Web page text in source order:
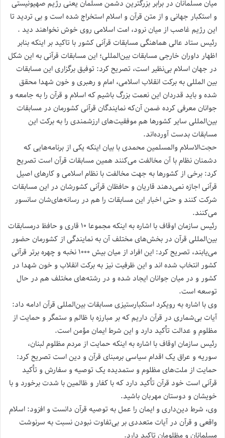
میان مسلمانان در برابر بزرگترین دشمن مسلمان یعنی رژیم صهیونیستی
و استکبار جهانی و از متن قرآن و اسلام استخراج شده است و بی تردید تا
این رژیم غاصب از میان نرود، امت اسلامی روی خوش نخواهند دید .
رئیس ستاد عالی هماهنگی مسابقات قرآنی کشور با تاکید بر اینکه بنابر
اظهار داوران خارجی مسابقات بین‌المللی؛ این مسابقات قرآنی به این شکل
در جهان اسلام بی‌نظیر است، تصریح کرد: توفیق برگزاری این مسابقات
بین المللی به برکت انقلاب اسلامی، امام‌ و رهبری و خون شهدا محقق
شده و باید قدردان این نعمت بزرگ باشیم که اسلام و قرآن را به جامعه و
جوانان معرفی کرده ضمن آن‌که نمایندگان قرآنی کشورمان در مسابقات
بین‌المللی سایر کشورها هم موفقیت‌های ارزشمندی را به برکت این
مسابقات بدست آورده‌اند.
حجت‌الاسلام والمسلمین محمدی با بیان اینکه یکی از برنامه‌هایی که
دشمنان نظام با آن مخالفت می‌کنند همین مسابقات قرآن است تصریح
کرد: برخی از کشورها به جهت مخالفت با نظام اسلامی و کارهای اصیل
قرآنی اجازه نمی‌دهند قاریان و حافظان قرآنی کشورشان در این مسابقات
شرکت کنند و حتی اخبار این مسابقات را هم در رسانه‌های‌شان سانسور
می‌کنند.
رئیس سازمان اوقاف با اشاره به اینکه مجموعا ۱۰ قاری و حافظ درمسابقات
بین‌المللی قرآن در بخش‌های مختلف آن به نمایندگی از کشورمان حضور
می‌یابند، تصریح کرد: این افراد از میان بیش ۱۰۰۰ نخبه و چهره برتر قرآنی
کشور انتخاب شده اند و این ظرفیت نیز به برکت انقلاب و خون شهدا در
کشور و در میان جوانان ایجاد شده و در رشته‌های مختلف هم در حال
توسعه است.
وی با اشاره به رویکرد استکبارستیزی مسابقات بین‌المللی قرآن ادامه داد:
آیات بی‌شماری در قرآن داریم که بر مبارزه با ظالم و ستمگر و حمایت از
مظلوم و عدالت تأکید دارد و این شرط ایمان مؤمن است.
رئیس سازمان اوقاف با اشاره به اینکه حمایت از مردم مظلوم لبنان،
سوریه و عراق یک اقدام سیاسی برمبنای قرآن و دین است تصریح کرد:
حمایت از ملت‌های مظلوم و ستمدیده یک توصیه و سفارش و تأکید
قرآنی است خود قرآن تأکید دارد که با کفار و ظالمین با شدت برخورد و با
خویشان و دوستان مهربان‌ باشید.
وی، شرط دین‌داری و ایمان را عمل به توصیه قرآن دانست و افزود: اسلام
واقعی و قرآن در آیات متعددی بر بی‌تفاوت نبودن نسبت به سرنوشت
مسلمانان و مظلومان تاکید دارد.